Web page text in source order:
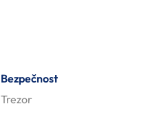
Bezpečnost
Trezor